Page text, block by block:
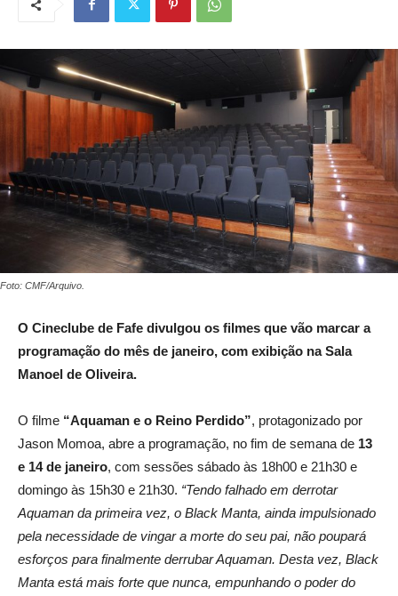
Foto: CMF/Arquivo.
O Cineclube de Fafe divulgou os filmes que vão marcar a
programação do mês de janeiro, com exibição na Sala
Manoel de Oliveira.
O filme “Aquaman e o Reino Perdido”, protagonizado por
Jason Momoa, abre a programação, no fim de semana de 13
e 14 de janeiro, com sessões sábado às 18h00 e 21h30 e
domingo às 15h30 e 21h30. “Tendo falhado em derrotar
Aquaman da primeira vez, o Black Manta, ainda impulsionado
pela necessidade de vingar a morte do seu pai, não poupará
esforços para finalmente derrubar Aquaman. Desta vez, Black
Manta está mais forte que nunca, empunhando o poder do